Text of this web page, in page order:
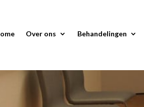
Over ons Behandelingen